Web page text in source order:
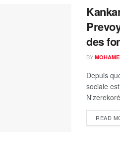
des
BY
Depuis
sociale
READ